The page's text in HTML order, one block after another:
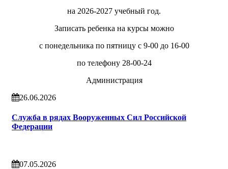
на 2026-2027 учебный год.
Записать ребенка на курсы можно
с понедельника по пятницу с 9-00 до 16-00
по телефону 28-00-24
Администрация
26.06.2026
Служба в рядах Вооруженных Сил Российской
Федерации
07.05.2026